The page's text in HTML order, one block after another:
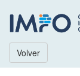
Volver